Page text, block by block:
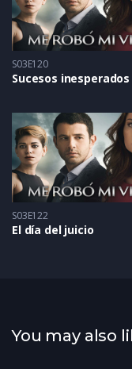
S03E120
Sucesos inesperados
S03E122
El día del juicio
You may also